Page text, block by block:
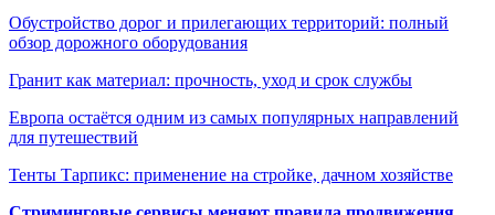
Обустройство дорог и прилегающих территорий: полный
обзор дорожного оборудования
Гранит как материал: прочность, уход и срок службы
Европа остаётся одним из самых популярных направлений
для путешествий
Тенты Тарпикс: применение на стройке, дачном хозяйстве